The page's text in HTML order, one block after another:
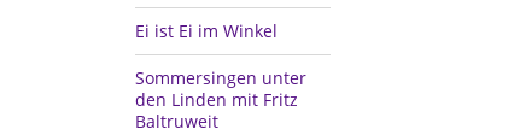
Ei ist Ei im Winkel
Sommersingen unter
den Linden mit Fritz
Baltruweit